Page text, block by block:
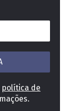
política de